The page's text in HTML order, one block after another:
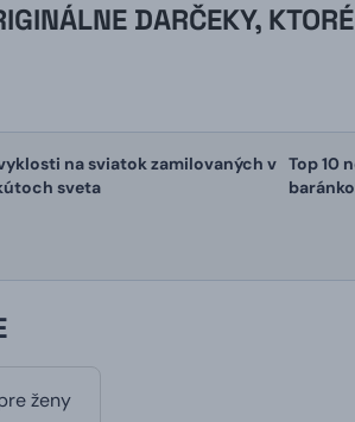
DARČEKY,
na sviatok zamilovaných v
sveta
Top 10
ženy